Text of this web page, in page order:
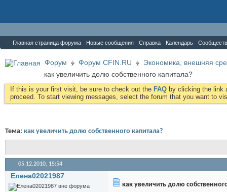
Главная страница форума Новые сообщения Справка Календарь
Форум Форум CFIN.RU
Экономика, внешняя
как увеличить долю собственного капитала?
If this is your first visit, be sure to check out the FAQ by clicking the link
proceed. To start viewing messages, select the forum that you want to
Тема: как увеличить долю собственного капитала?
05.12.2010, 15:54
Елена02021987
как увеличить долю